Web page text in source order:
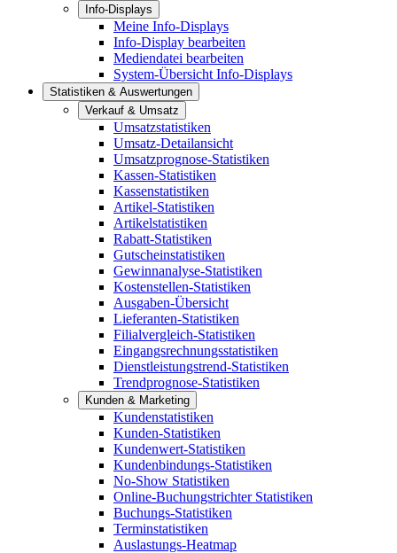
Info-Displays
Meine Info-Displays
Info-Display bearbeiten
Mediendatei bearbeiten
System-Übersicht Info-Displays
Statistiken & Auswertungen
Verkauf & Umsatz
Umsatzstatistiken
Umsatz-Detailansicht
Umsatzprognose-Statistiken
Kassen-Statistiken
Kassenstatistiken
Artikel-Statistiken
Artikelstatistiken
Rabatt-Statistiken
Gutscheinstatistiken
Gewinnanalyse-Statistiken
Kostenstellen-Statistiken
Ausgaben-Übersicht
Lieferanten-Statistiken
Filialvergleich-Statistiken
Eingangsrechnungsstatistiken
Dienstleistungstrend-Statistiken
Trendprognose-Statistiken
Kunden & Marketing
Kundenstatistiken
Kunden-Statistiken
Kundenwert-Statistiken
Kundenbindungs-Statistiken
No-Show Statistiken
Online-Buchungstrichter Statistiken
Buchungs-Statistiken
Terminstatistiken
Auslastungs-Heatmap